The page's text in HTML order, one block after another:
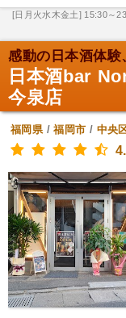
[日月火水木金土] 15:30～
感動の日本酒体験
日本酒bar
今泉店
福岡県/福岡市 / 中央